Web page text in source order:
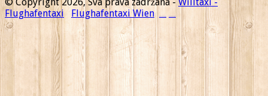
Flughafentaxi
Flughafentaxi Wien